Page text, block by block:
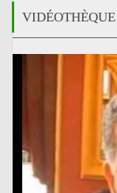
VIDÉOTHÈQUE